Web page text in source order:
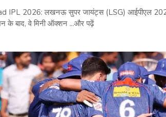
IPL 2026: लखनऊ सुपर जायंट्स (LSG) आईपीएल
के बाद, वे मिनी ऑक्शन ...और पढ़ें